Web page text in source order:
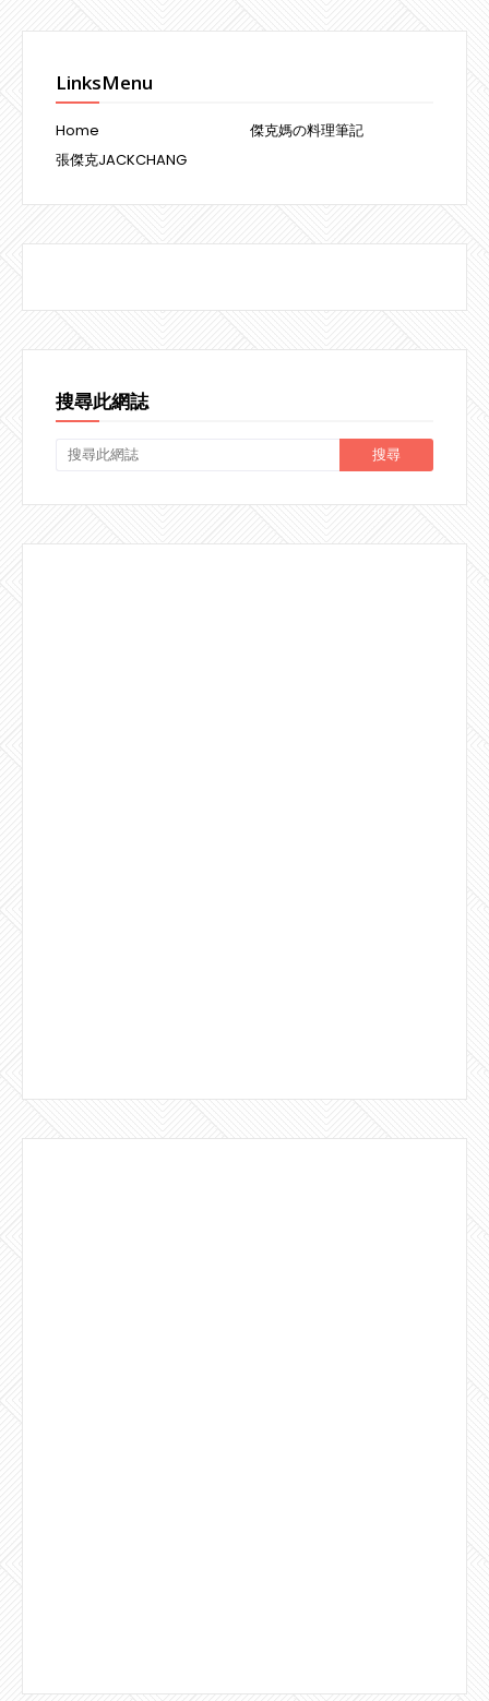
LinksMenu
Home
傑克媽の料理筆記
張傑克JACKCHANG
搜尋此網誌